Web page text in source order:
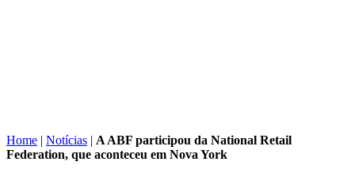
Home | Notícias | A ABF participou da National Retail
Federation, que aconteceu em Nova York